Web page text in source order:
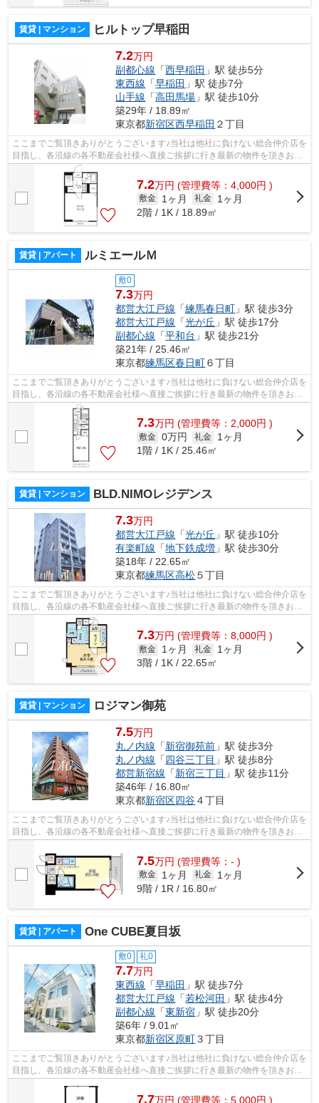
賃貸 | マンション ヒルトップ早稲田
7.2万円
副都心線 「西早稲田 」駅 徒歩5分
東西線 「早稲田 」駅 徒歩7分
山手線 「高田馬場 」駅 徒歩10分
築29年 / 18.89㎡
東京都新宿区西早稲田 ２丁目
ここまでご覧頂きありがとうございます♪当社は他社に負けない総合仲介店を
目指し、各沿線の各不動産会社様へ直接ご挨拶に行き最新の物件を頂きお客
様へ提供しております！最新の情報は...
7.2万円 (管理費等：4,000円 )
敷金 1ヶ月 礼金
1ヶ月
2階 / 1K / 18.89㎡
賃貸 | アパート ルミエールＭ
敷0
7.3万円
都営大江戸線 「練馬春日町 」駅 徒歩3分
都営大江戸線 「光が丘 」駅 徒歩17分
副都心線 「平和台 」駅 徒歩21分
築21年 / 25.46㎡
東京都練馬区春日町６丁目
ここまでご覧頂きありがとうございます♪当社は他社に負けない総合仲介店を
目指し、各沿線の各不動産会社様へ直接ご挨拶に行き最新の物件を頂きお客
様へ提供しております！最新の情報は...
7.3万円 (管理費等：2,000円 )
敷金 0万円 礼金
1ヶ月
1階 / 1K / 25.46㎡
賃貸 | マンション BLD.NIMOレジデンス
7.3万円
都営大江戸線 「光が丘 」駅 徒歩10分
有楽町線 「地下鉄成増 」駅 徒歩30分
築18年 / 22.65㎡
東京都練馬区高松５丁目
ここまでご覧頂きありがとうございます♪当社は他社に負けない総合仲介店を
目指し、各沿線の各不動産会社様へ直接ご挨拶に行き最新の物件を頂きお客
様へ提供しております！最新の情報は...
7.3万円 (管理費等：8,000円 )
敷金 1ヶ月 礼金
1ヶ月
3階 / 1K / 22.65㎡
賃貸 | マンション ロジマン御苑
7.5万円
丸ノ内線 「新宿御苑前 」駅 徒歩3分
丸ノ内線 「四谷三丁目 」駅 徒歩8分
都営新宿線 「新宿三丁目 」駅 徒歩11分
築46年 / 16.80㎡
東京都新宿区四谷４丁目
ここまでご覧頂きありがとうございます♪当社は他社に負けない総合仲介店を
目指し、各沿線の各不動産会社様へ直接ご挨拶に行き最新の物件を頂きお客
7.5万円 (管理費等：- )
敷金 1ヶ月 礼金
1ヶ月
9階 / 1R / 16.80㎡
賃貸 | アパート One CUBE夏目坂
敷0 礼0
7.7万円
東西線 「早稲田 」駅 徒歩7分
都営大江戸線 「若松河田 」駅 徒歩4分
副都心線 「東新宿 」駅 徒歩20分
築6年 / 9.01㎡
東京都新宿区原町３丁目
ここまでご覧頂きありがとうございます♪当社は他社に負けない総合仲介店を
目指し、各沿線の各不動産会社様へ直接ご挨拶に行き最新の物件を頂きお客
7.7万円 (管理費等：5,000円 )